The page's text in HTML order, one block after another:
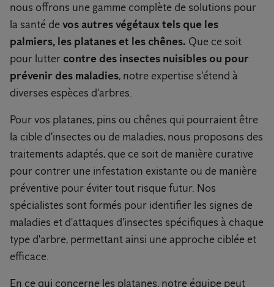
nous offrons une gamme complète de solutions pour
la santé devos autres végétaux tels que les
palmiers, les platanes et les chênes. Que ce soit
pour lutter contre des insectes nuisibles ou pour
prévenir des maladies, notre expertise s'étend à
diverses espèces d'arbres.
Pour vos platanes, pins ou chênes qui pourraient être
la cible d'insectes ou de maladies, nous proposons des
traitements adaptés, que ce soit de manière curative
pour contrer une infestation existante ou de manière
préventive pour éviter tout risque futur. Nos
spécialistes sont formés pour identifier les signes de
maladies et d'attaques d'insectes spécifiques à chaque
type d'arbre, permettant ainsi une approche ciblée et
efficace.
En ce qui concerne les platanes, notre équipe peut